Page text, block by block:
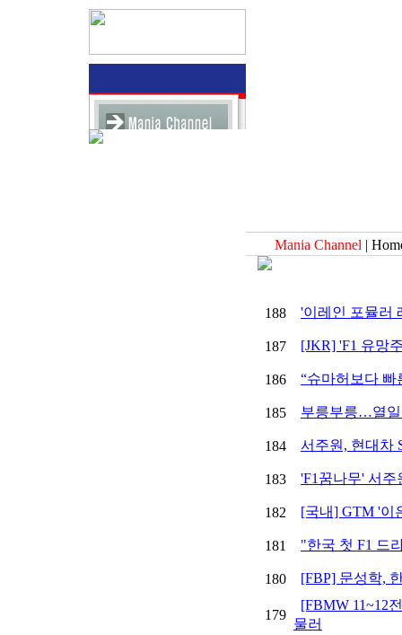
Mania Channel |
188 '이레인 포뮬러
187 [JKR] 'F1 유망
186 “슈마허보다 빠
185 부릉부릉…열
184 서주원, 현대차
183 'F1꿈나무' 서주
182 [국내] GTM '이
181 "한국 첫 F1 드
180 [FBP] 문성학,
179
[FBMW 11~12
물러